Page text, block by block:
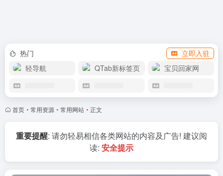
热门
立即入驻
轻导航
QTab新标签页 宝贝回家网
首页 • 常用资源 • 常用网站 • 正文
重要提醒: 请勿轻易相信各类网站的内容及广告! 建议阅
读: 安全提示